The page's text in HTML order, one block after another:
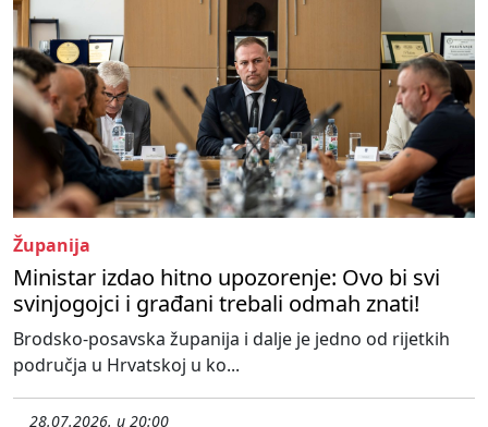
Županija
Ministar izdao hitno upozorenje: Ovo bi svi
svinjogojci i građani trebali odmah znati!
Brodsko-posavska županija i dalje je jedno od rijetkih
područja u Hrvatskoj u ko...
28.07.2026. u 20:00